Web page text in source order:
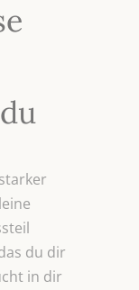
du dir
in dir